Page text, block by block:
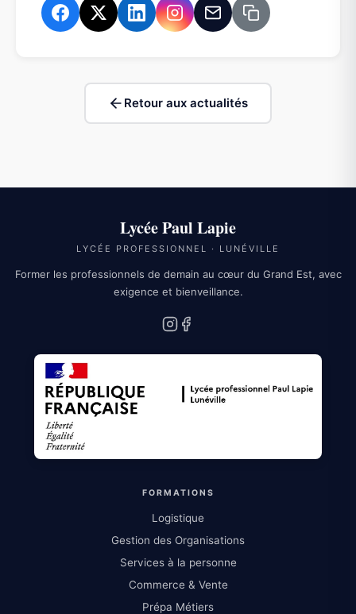
Retour aux actualités
Lycée Paul Lapie
LYCÉE PROFESSIONNEL · LUNÉVILLE
Former les professionnels de demain au cœur du Grand Est, avec
exigence et bienveillance.
Instagram
FORMATIONS
Logistique
Gestion des Organisations
Services à la personne
Commerce & Vente
Prépa Métiers